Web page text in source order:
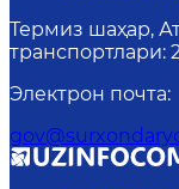
Термиз шаҳар,
транспортлари:
Электрон почта: